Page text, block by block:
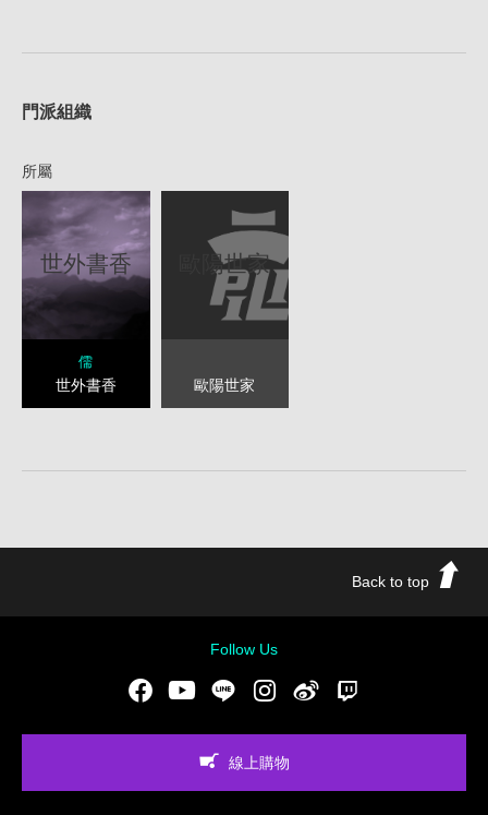
門派組織
所屬
世外書香
儒
世外書香
歐陽世家
歐陽世家
Back to top
Follow Us
FacebookYoutubeLINE Instgram新浪微博
線上購物